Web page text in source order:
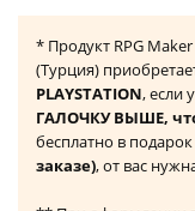
* Продукт RPG Maker
(Турция)
PLAYSTATION, если
ГАЛОЧКУ ВЫШЕ,
бесплатно в подарок
заказе), от вас